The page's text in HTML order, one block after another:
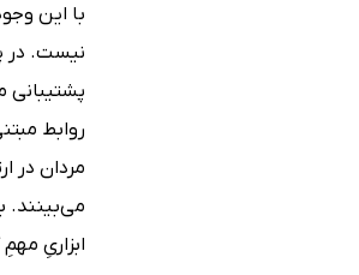
با این
پشتیبانی
روابط
ابزاریِ